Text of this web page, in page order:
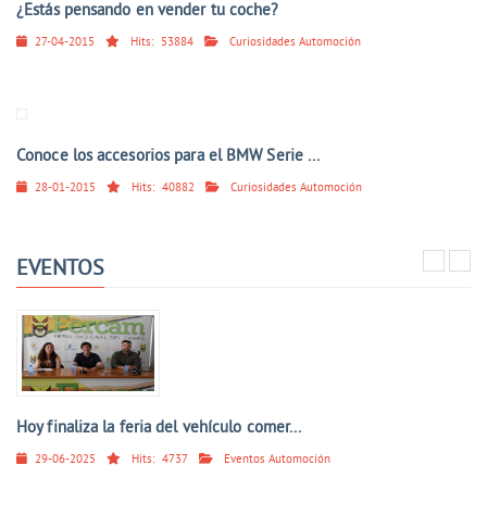
¿Estás pensando en vender tu coche?
27-04-2015 Hits: 53884 Curiosidades Automoción
Conoce los accesorios para el BMW Serie ...
28-01-2015 Hits: 40882 Curiosidades Automoción
EVENTOS
Hoy finaliza la feria del vehículo comer...
29-06-2025 Hits: 4737 Eventos Automoción